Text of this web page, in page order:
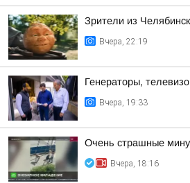
Зрители из
Вчера, 22:19
Генераторы,
Вчера, 19:33
Очень страшные
Вчера, 18:16